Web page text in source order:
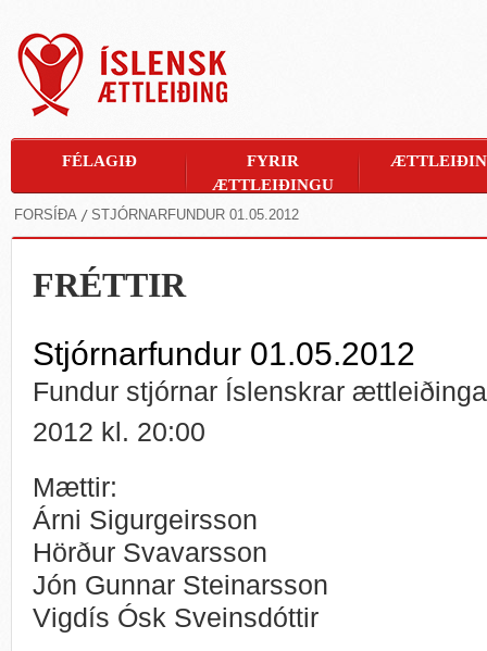
FORSÍÐA STJÓRNARFUNDUR 01.05.2012
FRÉTTIR
Stjórnarfundur 01.05.2012
Fundur stjórnar Íslenskrar
2012 kl. 20:00
Mættir:
Árni Sigurgeirsson
Hörður Svavarsson
Jón Gunnar Steinarsson
Vigdís Ósk Sveinsdóttir
FÉLAGIÐ
FYRIR
ÆTTLEIÐINGU